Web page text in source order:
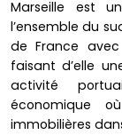
Marseille est
l’ensemble du
de France
faisant d’elle
activité
économique
immobilières